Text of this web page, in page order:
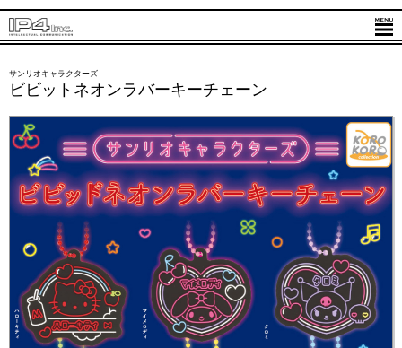
サンリオキャラクターズ
ビビットネオンラバーキーチェーン